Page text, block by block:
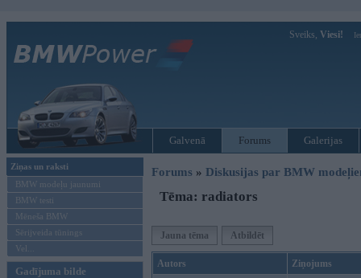
Sveiks, Viesi!
Galvenā Forums Galerijas
Ziņas un raksti
BMW modeļu jaunumi
BMW testi
Mēneša BMW
Sērijveida tūnings
Vel...
Gadījuma bilde
Forums » Diskusijas par BMW
Tēma: radiators
Jauna tēma Atbildēt
Autors Ziņojums